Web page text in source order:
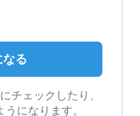
なる
チェックしたり、
になります。